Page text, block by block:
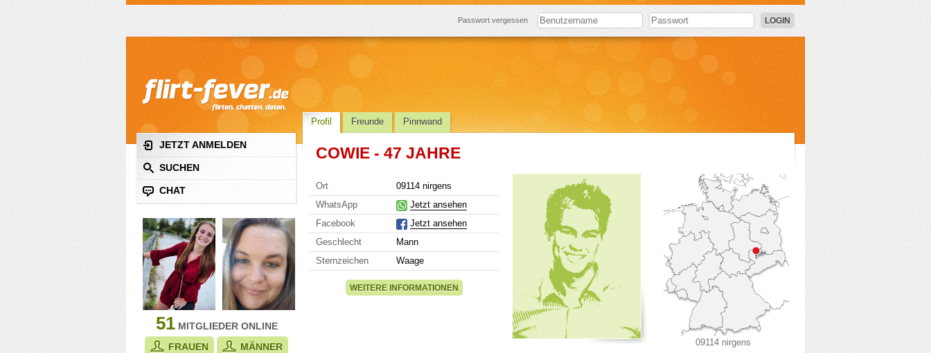
Passwort vergessen LOGIN
JETZT ANMELDEN
SUCHEN
CHAT
51MITGLIEDER ONLINE
FRAUEN
MÄNNER
Profil Freunde Pinnwand
COWIE - 47 JAHRE
Ort
09114 nirgens
WhatsApp
Jetzt ansehen
Facebook
Jetzt ansehen
Geschlecht
Mann
Sternzeichen
Waage
WEITERE INFORMATIONEN
09114 nirgens